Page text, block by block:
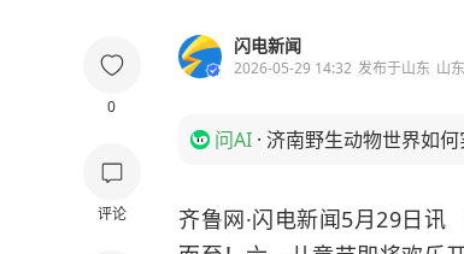
0
评论
闪电新闻
2026-05-29 14:32 发布于山东 山
问AI · 济南野生动物世界如何
齐鲁网·闪电新闻5月29日讯